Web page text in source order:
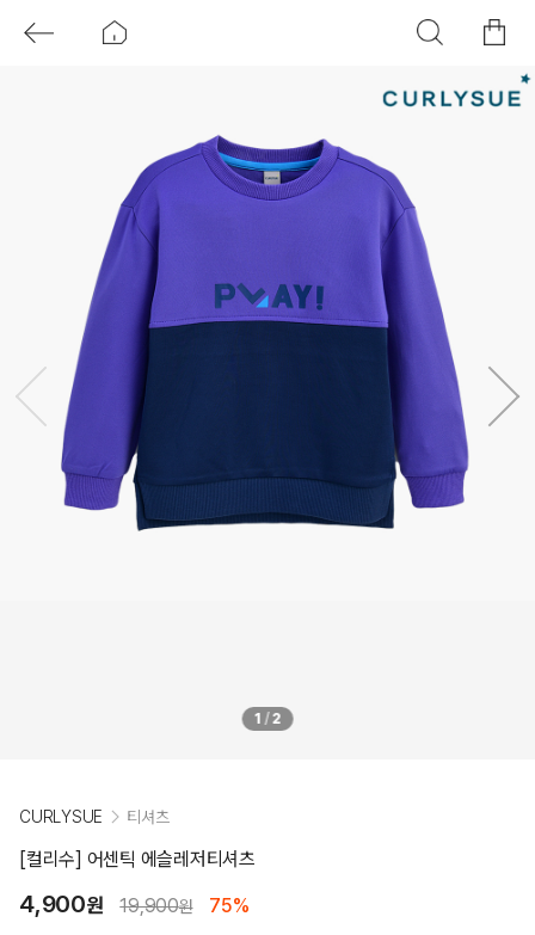
1 /2
CURLYSUE 티셔츠
[컬리수] 어센틱 에슬레저티셔츠
4,900원 19,900원 75%